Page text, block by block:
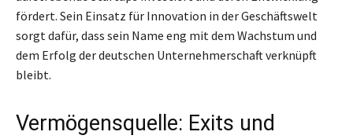
fördert. Sein Einsatz für Innovation in der Geschäftswelt
sorgt dafür, dass sein Name eng mit dem Wachstum und
dem Erfolg der deutschen Unternehmerschaft verknüpft
bleibt.
Vermögensquelle: Exits und